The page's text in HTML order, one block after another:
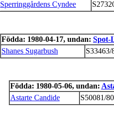
Sperringgårdens Cyndee
Födda: 1980-04-17, undan: Spot-
Shanes Sugarbush
S33463/
Födda: 1980-05-06, undan:
Astarte Candide
S50081/80